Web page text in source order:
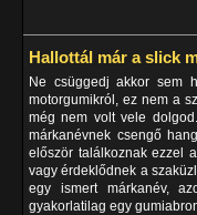
Hallottál már a slick
Ne csüggedj akkor sem
motorgumikról, ez nem a
még nem volt vele
márkanévnek csengő
először találkoznak ezzel
vagy érdeklődnek a
egy ismert márkanév,
gyakorlatilag egy